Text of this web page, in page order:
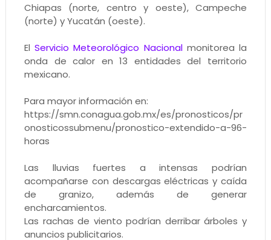
Chiapas (norte, centro y oeste), Campeche
(norte) y Yucatán (oeste).
ElServicio Meteorológico Nacionalmonitorea la
onda de calor en 13 entidades del territorio
mexicano.
Para mayor información en:
https://smn.conagua.gob.mx/es/pronosticos/pr
onosticossubmenu/pronostico-extendido-a-96-
horas
Las lluvias fuertes a intensas podrían
acompañarse con descargas eléctricas y caída
de granizo, además de generar
encharcamientos.
Las rachas de viento podrían derribar árboles y
anuncios publicitarios.